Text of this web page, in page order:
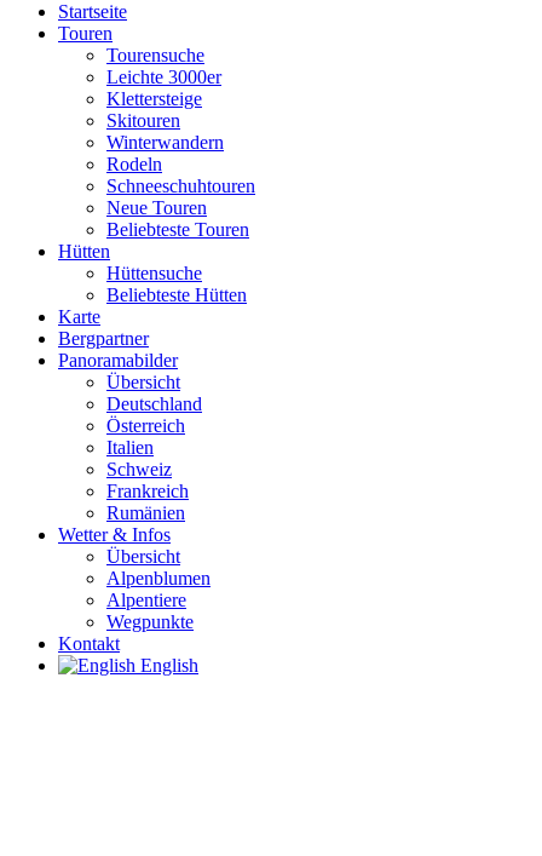
Startseite
Touren
Tourensuche
Leichte 3000er
Klettersteige
Skitouren
Winterwandern
Rodeln
Schneeschuhtouren
Neue Touren
Beliebteste Touren
Hütten
Hüttensuche
Beliebteste Hütten
Karte
Bergpartner
Panoramabilder
Übersicht
Deutschland
Österreich
Italien
Schweiz
Frankreich
Rumänien
Wetter & Infos
Übersicht
Alpenblumen
Alpentiere
Wegpunkte
Kontakt
English